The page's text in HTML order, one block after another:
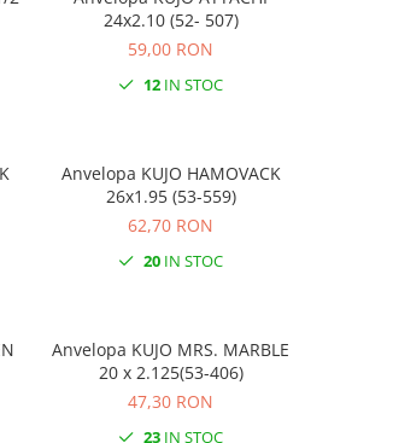
24x2.10 (52- 507)
59,00 RON
12 IN STOC
Anvelopa KUJO HAMOVACK
26x1.95 (53-559)
62,70 RON
20 IN STOC
Anvelopa KUJO MRS. MARBLE
20 x 2.125(53-406)
47,30 RON
23 IN STOC